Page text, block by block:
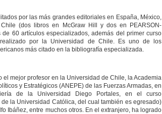
por las más grandes editoriales en España, México,
(dos libros en McGraw Hill y dos en PEARSON-
de 60 artículos especializados, además del primer curso
realizado por la Universidad de Chile. Es uno de los
más citado en la bibliografía especializada.
el mejor profesor en la Universidad de Chile, la Academia
y Estratégicos (ANEPE) de las Fuerzas Armadas, en
de la Universidad Diego Portales, en el curso
la Universidad Católica, del cual también es egresado)
Ibáñez, entre muchos otros. En el extranjero, ha logrado